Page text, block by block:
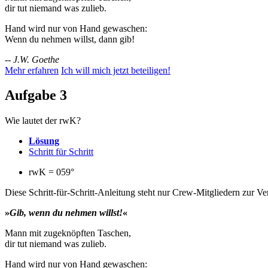
dir tut niemand was zulieb.
Hand wird nur von Hand gewaschen:
Wenn du nehmen willst, dann gib!
-- J.W. Goethe
Mehr erfahren Ich will mich jetzt beteiligen!
Aufgabe 3
Wie lautet der rwK?
Lösung
Schritt für Schritt
rwK = 059°
Diese Schritt-für-Schritt-Anleitung steht nur Crew-Mitgliedern zur
»Gib, wenn du nehmen willst!«
Mann mit zugeknöpften Taschen,
dir tut niemand was zulieb.
Hand wird nur von Hand gewaschen: